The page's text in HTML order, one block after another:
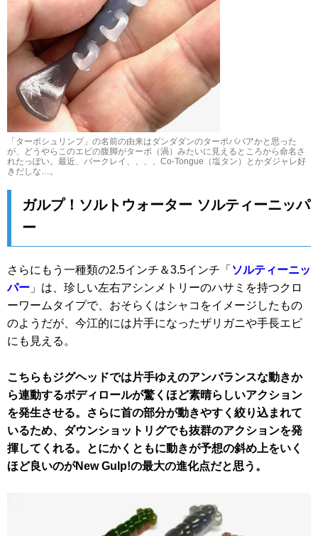
「ターボシュリンプ」の名前の由来はダンダダンのターボババアかと思った
が、どうやらこのエビの腹脚がターボ（渦）みたいに見えるところから命名さ
れたっぽい。最近、バークレイ、、、、Co-Tongue（塩タン）とかダジャレ好
きだしな…。
ガルプ！ソルトウォーター ソルティーニッパ
ー
さらにもう一種類の2.5インチ＆3.5インチ「 ソルティーニッ
パー 」は、珍しい左右アシンメトリーのハサミを持つクロ
ーワームタイプで、おそらくはシャコをイメージしたもの
のようだが、今江的には片手になったザリガニや手長エビ
にも見える。
こちらもジグヘッドでは片手ゆえのアンバランスな動きか
ら連動するボディロールが驚くほど素晴らしいアクション
を発生させる。
さらに首の部分が動きやすく絞り込まれて
いるため、ダウンショットリグでも抜群のアクションを発
揮してくれる。
とにかくともに動きが予想の斜め上をいく
ほど良いのがNew Gulp!の最大の進化点だと思う。